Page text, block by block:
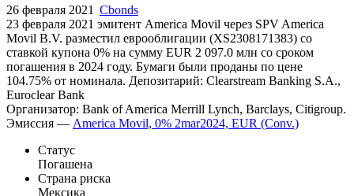
погашения в 2024 году
26 февраля 2021 Cbonds
23 февраля 2021 эмитент America Movil через SPV America
Movil B.V. разместил еврооблигации (XS2308171383) cо
ставкой купона 0% на сумму EUR 2 097.0 млн со сроком
погашения в 2024 году. Бумаги были проданы по цене
Euroclear Bank
Организатор: Bank of America Merrill Lynch, Barclays, Citigroup.
Эмиссия —America Movil, 0% 2mar2024, EUR (Conv.)